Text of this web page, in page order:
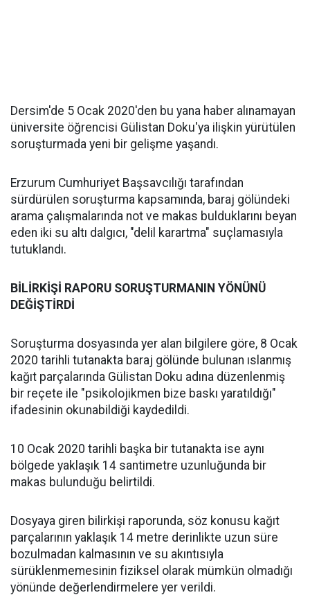
Dersim'de 5 Ocak 2020'den bu yana haber alınamayan
üniversite öğrencisi Gülistan Doku'ya ilişkin yürütülen
soruşturmada yeni bir gelişme yaşandı.
Erzurum Cumhuriyet Başsavcılığı tarafından
sürdürülen soruşturma kapsamında, baraj gölündeki
arama çalışmalarında not ve makas bulduklarını beyan
eden iki su altı dalgıcı, "delil karartma" suçlamasıyla
tutuklandı.
BİLİRKİŞİ RAPORU SORUŞTURMANIN YÖNÜNÜ
DEĞİŞTİRDİ
Soruşturma dosyasında yer alan bilgilere göre, 8 Ocak
2020 tarihli tutanakta baraj gölünde bulunan ıslanmış
kağıt parçalarında Gülistan Doku adına düzenlenmiş
bir reçete ile "psikolojikmen bize baskı yaratıldığı"
ifadesinin okunabildiği kaydedildi.
10 Ocak 2020 tarihli başka bir tutanakta ise aynı
bölgede yaklaşık 14 santimetre uzunluğunda bir
makas bulunduğu belirtildi.
Dosyaya giren bilirkişi raporunda, söz konusu kağıt
parçalarının yaklaşık 14 metre derinlikte uzun süre
bozulmadan kalmasının ve su akıntısıyla
sürüklenmemesinin fiziksel olarak mümkün olmadığı
yönünde değerlendirmelere yer verildi.